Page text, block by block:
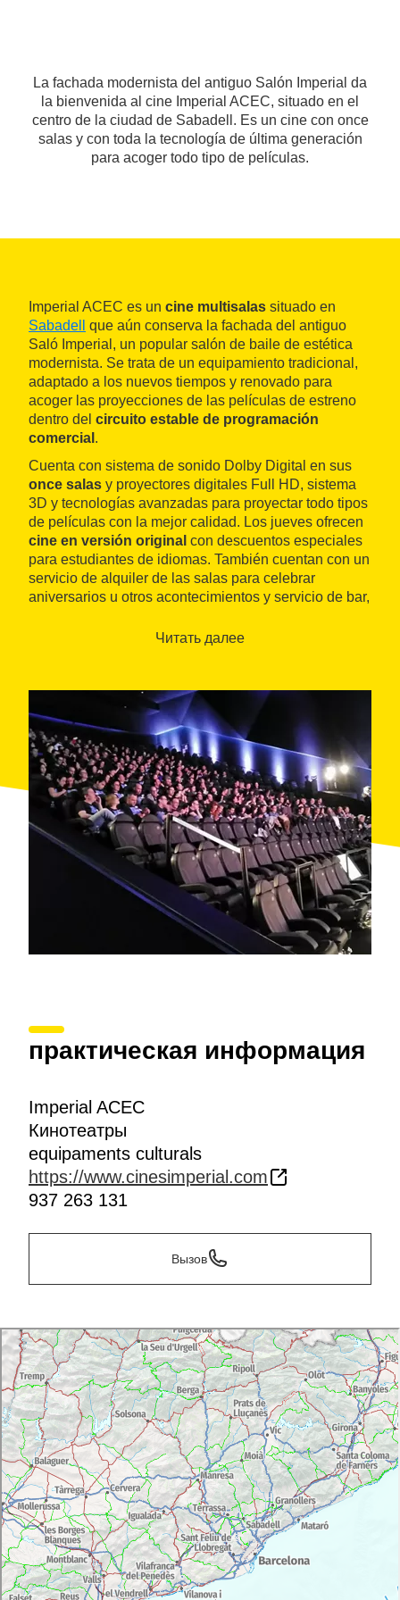
La fachada modernista del antiguo Salón Imperial da
la bienvenida al cine Imperial ACEC, situado en el
centro de la ciudad de Sabadell. Es un cine con once
salas y con toda la tecnología de última generación
para acoger todo tipo de películas.
Imperial ACEC es un cine multisalas situado en
Sabadell
que aún conserva la fachada del antiguo
Saló Imperial, un popular salón de baile de estética
modernista. Se trata de un equipamiento tradicional,
adaptado a los nuevos tiempos y renovado para
acoger las proyecciones de las películas de estreno
dentro del circuito estable de programación
comercial .
Cuenta con sistema de sonido Dolby Digital en sus
once salas y proyectores digitales Full HD, sistema
3D y tecnologías avanzadas para proyectar todo tipos
de películas con la mejor calidad. Los jueves ofrecen
cine en versión original con descuentos especiales
para estudiantes de idiomas. También cuentan con un
servicio de alquiler de las salas para celebrar
aniversarios u otros acontecimientos y servicio de bar,
Читать далее
практическая информация
Imperial ACEC
Кинотеатры
equipaments culturals
https://www.cinesimperial.com
937 263 131
Вызов